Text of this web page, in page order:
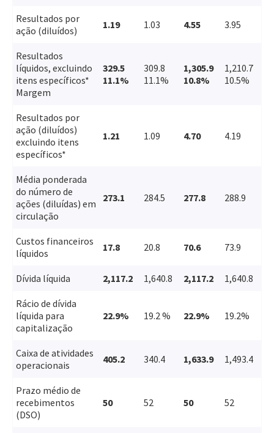
Resultados por
ação (diluídos)
1.19 1.03 4.55 3.95
Resultados
líquidos, excluindo
itens específicos*
Margem
329.5
11.1%
309.8
11.1%
1,305.9
10.8%
1,210.7
10.5%
Resultados por
ação (diluídos)
excluindo itens
específicos*
1.21 1.09 4.70 4.19
Média ponderada
do número de
ações (diluídas) em
circulação
273.1 284.5 277.8 288.9
Custos financeiros
líquidos
17.8 20.8 70.6 73.9
Dívida líquida 2,117.2 1,640.8 2,117.2 1,640.8
Rácio de dívida
líquida para
capitalização
22.9% 19.2 % 22.9% 19.2%
Caixa de atividades
operacionais
405.2 340.4 1,633.9 1,493.4
Prazo médio de
recebimentos
(DSO)
50 52 50 52